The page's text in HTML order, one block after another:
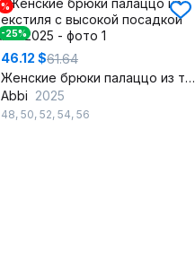
%
-25%
46.12 $61.64
Женские брюки палаццо из текстиля с высокой посадкой
Abbi 2025
48, 50, 52, 54, 56